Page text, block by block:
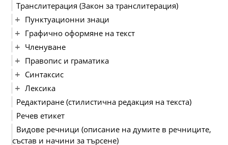
Транслитерация (Закон за транслитерация)
Пунктуационни знаци
Графично оформяне на текст
Членуване
Правопис и граматика
Синтаксис
Лексика
Редактиране (стилистична редакция на текста)
Речев етикет
Видове речници (описание на думите в речниците,
състав и начини за търсене)